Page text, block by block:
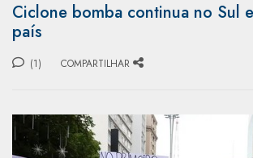
Ciclone bomba continua no Sul
país
(1) COMPARTILHAR